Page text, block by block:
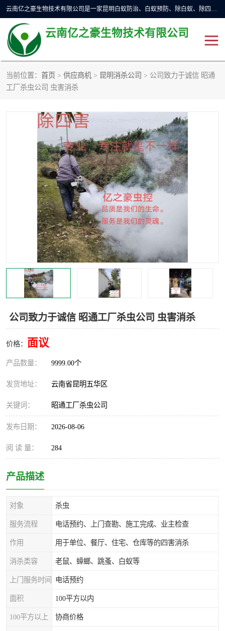
云南亿之豪生物技术有限公司是一家昆明白蚁防治、白蚁预防、除白蚁、除四害、灭蟑螂、消毒等业务的公司，公司致力于诚信经营、科技良好、讲究信誉、造福社会的理念，坚持走技术化、服务统一化,竭诚以优良的施工质量、主动的跟进服务、的管理经验，以诚信取于社会，立足于社会。
云南亿之豪生物技术有限公司
当前位置： 首页 > 供应商机 > 昆明消杀公司 > 公司致力于诚信 昭通
工厂杀虫公司 虫害消杀
公司致力于诚信 昭通工厂杀虫公司 虫害消杀
价格： 面议
产品数量： 9999.00个
发货地址： 云南省昆明五华区
关键词： 昭通工厂杀虫公司
发布日期： 2026-08-06
阅 读 量： 284
产品描述
对象 杀虫
服务流程 电话预约、上门查勘、施工完成、业主检查
作用 用于单位、餐厅、住宅、仓库等的四害消杀
消杀类容 老鼠、蟑螂、跳蚤、白蚁等
上门服务时间 电话预约
面积 100平方以内
100平方以上 协商价格
昆明灭鼠
昆明灭蟑螂 昆明杀虫
昆明消杀公司
昆明消毒公司 昆明灭红火蚁公司
昆明驱蛇公司 昆明除虫除蚁